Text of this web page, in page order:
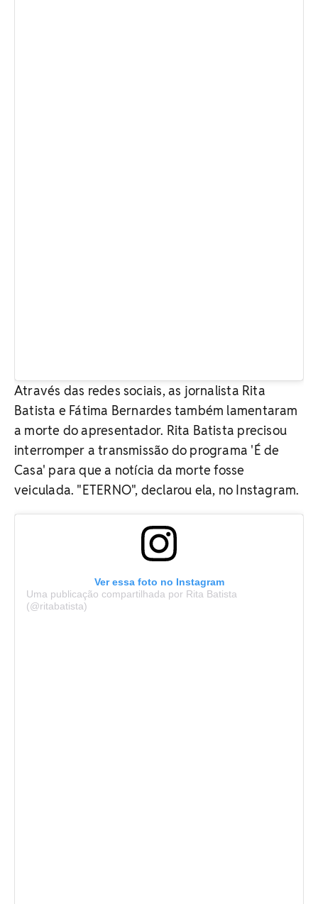
Através das redes sociais, as jornalista Rita
Batista e Fátima Bernardes também lamentaram
a morte do apresentador. Rita Batista precisou
interromper a transmissão do programa 'É de
Casa' para que a notícia da morte fosse
veiculada. "ETERNO", declarou ela, no Instagram.
Ver essa foto no Instagram
Uma publicação compartilhada por Rita Batista
(@ritabatista)